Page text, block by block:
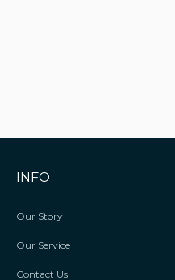
INFO
Our Story
Our Service
Contact Us